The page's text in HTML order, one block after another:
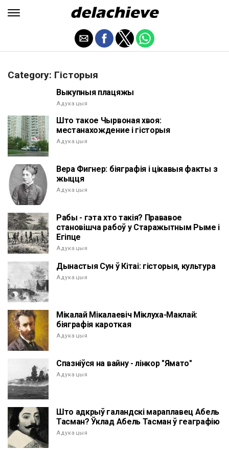
Category: Гісторыя
Выкупныя плацяжы
Адукацыя
Што такое Чырвоная хвоя:
местанахождение і гісторыя
Адукацыя
Вера Фигнер: біяграфія і цікавыя факты з
жыцця
Адукацыя
Рабы - гэта хто такія? Прававое
становішча рабоў у Старажытным Рыме і
Егіпце
Адукацыя
Дынастыя Сун ў Кітаі: гісторыя, культура
Адукацыя
Мікалай Мікалаевіч Міклуха-Маклай:
біяграфія кароткая
Адукацыя
Спазніўся на вайну - лінкор "Ямато"
Адукацыя
Што адкрыў галандскі мараплавец Абель
Тасман? Ўклад Абель Тасман ў геаграфію
Адукацыя